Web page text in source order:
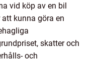
vid köp av en bil
kunna göra en
skatter och
och